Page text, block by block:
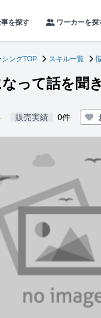
を探す ワーカーを探
ングTOP スキル一覧
って話を聞
販売実績 0件